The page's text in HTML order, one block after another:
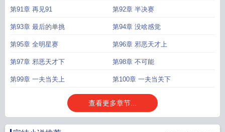
第91章 再见91 第92章 半决赛
第93章 最后的单挑 第94章 没啥感觉
第95章 全明星赛 第96章 邪恶天才上
第97章 邪恶天才下 第98章 不可能
第99章 一夫当关上 第100章 一夫当关下
查看更多章节...